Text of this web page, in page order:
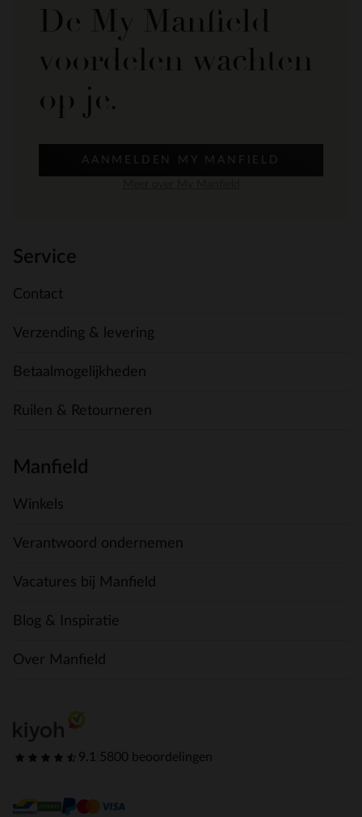
De My Manfield
voordelen wachten
op je.
AANMELDEN MY MANFIELD
Service
Contact
Verzending & levering
Betaalmogelijkheden
Ruilen & Retourneren
Manfield
Winkels
Verantwoord ondernemen
Vacatures bij Manfield
Blog & Inspiratie
Over Manfield
9.1 5800 beoordelingen